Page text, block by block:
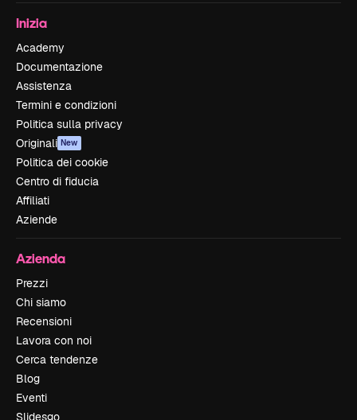
Inizia
Academy
Documentazione
Assistenza
Termini e condizioni
Politica sulla privacy
Originali New
Politica dei cookie
Centro di fiducia
Affiliati
Aziende
Azienda
Prezzi
Chi siamo
Recensioni
Lavora con noi
Cerca tendenze
Blog
Eventi
Slidesgo